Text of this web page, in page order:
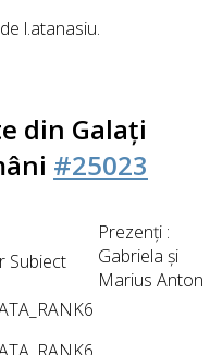
l.atanasiu.
din Galați
#25023
Subiect
Prezenți :
Gabriela și
Marius Anton